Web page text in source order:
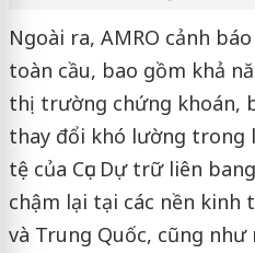
Ngoài ra, AMRO cảnh
toàn cầu, bao gồm khả
thị trường chứng khoán,
thay đổi khó lường trong
tệ của Cục Dự trữ liên
chậm lại tại các nền kinh
và Trung Quốc, cũng như